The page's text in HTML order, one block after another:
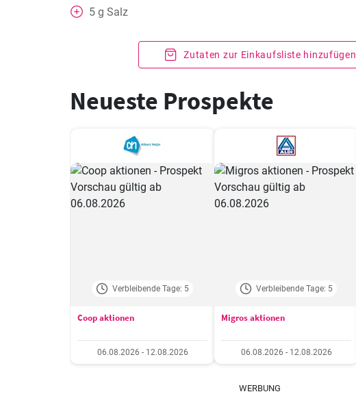
5 g Salz
Zutaten zur Einkaufsliste hinzufügen
Neueste Prospekte
Verbleibende Tage: 5
Coop aktionen
06.08.2026 - 12.08.2026
Verbleibende Tage: 5
Migros aktionen
06.08.2026 - 12.08.2026
WERBUNG